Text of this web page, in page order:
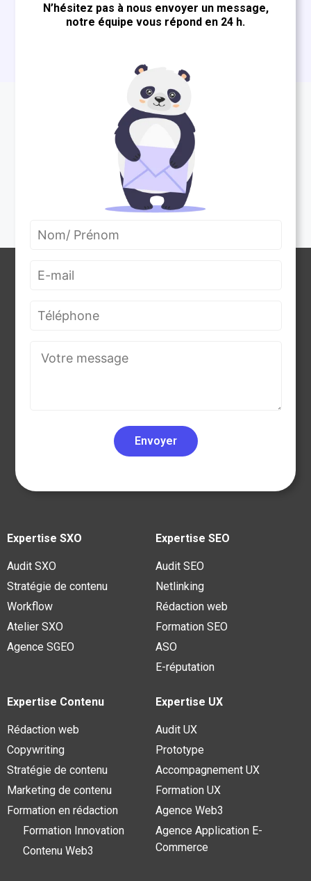
N’hésitez pas à nous envoyer un message,
notre équipe vous répond en 24 h.
Expertise SXO
Audit SXO
Stratégie de contenu
Workflow
Atelier SXO
Agence SGEO
Expertise SEO
Audit SEO
Netlinking
Rédaction web
Formation SEO
ASO
E-réputation
Expertise Contenu
Rédaction web
Copywriting
Stratégie de contenu
Marketing de contenu
Formation en rédaction
Formation Innovation
Contenu Web3
Expertise UX
Audit UX
Prototype
Accompagnement UX
Formation UX
Agence Web3
Agence Application E-
Commerce